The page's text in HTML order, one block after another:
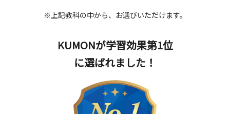
※上記教科の中から、お選びいただけます。
KUMONが学習効果第1位
に選ばれました！